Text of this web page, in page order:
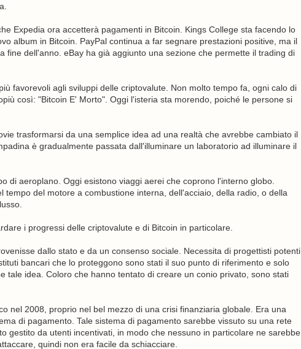
Expedia ora accetterà pagamenti in Bitcoin. Kings College sta facendo lo
album in Bitcoin. PayPal continua a far segnare prestazioni positive, ma il
fine dell'anno. eBay ha già aggiunto una sezione che permette il trading di
favorevoli agli sviluppi delle criptovalute. Non molto tempo fa, ogni calo di
così: "Bitcoin E' Morto". Oggi l'isteria sta morendo, poiché le persone si
trasformarsi da una semplice idea ad una realtà che avrebbe cambiato il
è gradualmente passata dall'illuminare un laboratorio ad illuminare il
di aeroplano. Oggi esistono viaggi aerei che coprono l'interno globo.
del motore a combustione interna, dell'acciaio, della radio, o della
i progressi delle criptovalute e di Bitcoin in particolare.
dallo stato e da un consenso sociale. Necessita di progettisti potenti
bancari che lo proteggono sono stati il suo punto di riferimento e solo
tale idea. Coloro che hanno tentato di creare un conio privato, sono stati
nel 2008, proprio nel bel mezzo di una crisi finanziaria globale. Era una
di pagamento. Tale sistema di pagamento sarebbe vissuto su una rete
gestito da utenti incentivati, in modo che nessuno in particolare ne sarebbe
quindi non era facile da schiacciare.